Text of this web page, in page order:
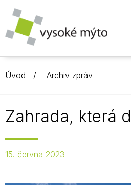
Úvod Archiv zpráv
Zahrada, která
15. června 2023